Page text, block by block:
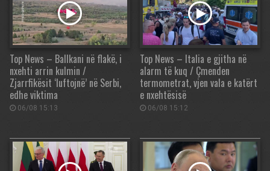
Top News – Ballkani në flakë, i
nxehti arrin kulmin /
Zjarrfikësit ‘luftojnë’ në Serbi,
edhe viktima
06/08 15:13
Top News – Italia e gjitha në
alarm të kuq / Çmenden
termometrat, vjen vala e katërt
e nxehtësisë
06/08 15:12